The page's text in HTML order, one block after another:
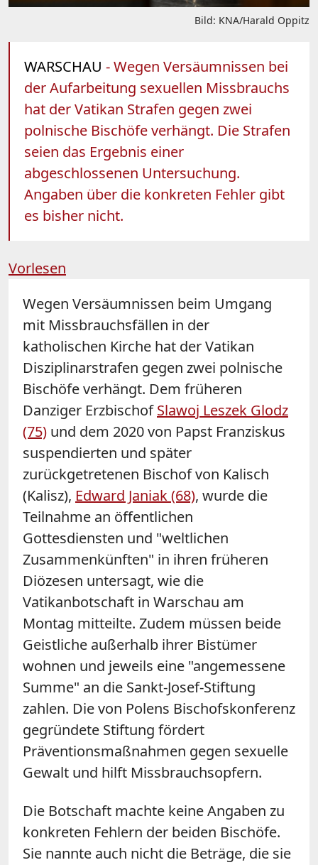
Bild: KNA/Harald Oppitz
WARSCHAU - Wegen Versäumnissen bei
der Aufarbeitung sexuellen Missbrauchs
hat der Vatikan Strafen gegen zwei
polnische Bischöfe verhängt. Die Strafen
seien das Ergebnis einer
abgeschlossenen Untersuchung.
Angaben über die konkreten Fehler gibt
es bisher nicht.
Vorlesen
Wegen Versäumnissen beim Umgang
mit Missbrauchsfällen in der
katholischen Kirche hat der Vatikan
Disziplinarstrafen gegen zwei polnische
Bischöfe verhängt. Dem früheren
Danziger ErzbischofSlawoj Leszek Glodz
(75) und dem 2020 von Papst Franziskus
suspendierten und später
zurückgetretenen Bischof von Kalisch
(Kalisz), Edward Janiak (68), wurde die
Teilnahme an öffentlichen
Gottesdiensten und "weltlichen
Zusammenkünften" in ihren früheren
Diözesen untersagt, wie die
Vatikanbotschaft in Warschau am
Montag mitteilte. Zudem müssen beide
Geistliche außerhalb ihrer Bistümer
wohnen und jeweils eine "angemessene
Summe" an die Sankt-Josef-Stiftung
zahlen. Die von Polens Bischofskonferenz
gegründete Stiftung fördert
Präventionsmaßnahmen gegen sexuelle
Gewalt und hilft Missbrauchsopfern.
Die Botschaft machte keine Angaben zu
konkreten Fehlern der beiden Bischöfe.
Sie nannte auch nicht die Beträge, die sie